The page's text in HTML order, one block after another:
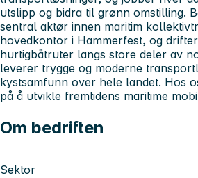
utslipp og bidra til grønn omstilling.
sentral aktør innen maritim
hovedkontor i Hammerfest, og
hurtigbåtruter langs store deler av
leverer trygge og moderne
kystsamfunn over hele landet. Hos
på å utvikle fremtidens maritime
Om bedriften
Sektor